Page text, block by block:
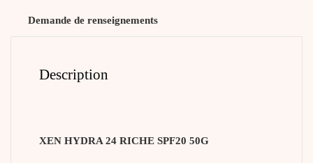
Demande de renseignements
Description
XEN HYDRA 24 RICHE SPF20 50G